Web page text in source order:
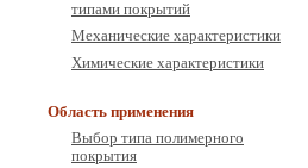
типами покрытий
Механические характеристики
Химические характеристики
Область применения
Выбор типа полимерного
покрытия